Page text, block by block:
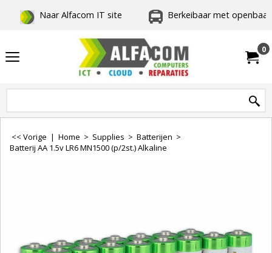
Naar Alfacom IT site Berkeibaar met
0
<< Vorige | Home > Supplies > Batterijen >
Batterij AA 1.5v LR6 MN1500 (p/2st.) Alkaline